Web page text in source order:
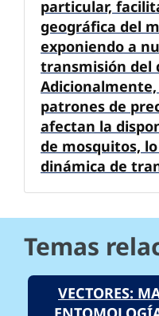
particular,
geográfica del
exponiendo a
transmisión del
patrones de
afectan la
de mosquitos,
dinámica de
Temas
VECTORES: